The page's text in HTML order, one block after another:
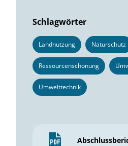
Schlagwörter
Landnutzung Naturschutz
Ressourcenschonung
Umwelttechnik